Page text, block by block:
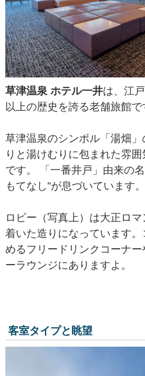
草津温泉 ホテル一井は、江
以上の歴史を誇る老舗旅館で
草津温泉のシンボル「湯畑
りと湯けむりに包まれた雰
です。 「一番井戸」由来の
もてなし”が息づいています。
ロビー（写真上）は大正ロ
着いた造りになっています
めるフリードリンクコーナ
ーラウンジにありますよ。
客室タイプと眺望